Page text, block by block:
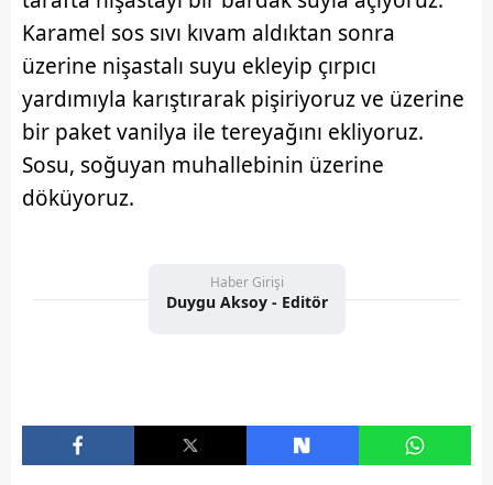
Karamel sos sıvı kıvam aldıktan sonra
üzerine nişastalı suyu ekleyip çırpıcı
yardımıyla karıştırarak pişiriyoruz ve üzerine
bir paket vanilya ile tereyağını ekliyoruz.
Sosu, soğuyan muhallebinin üzerine
döküyoruz.
Haber Girişi
Duygu Aksoy - Editör